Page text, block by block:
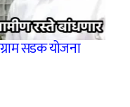
सडक योजना